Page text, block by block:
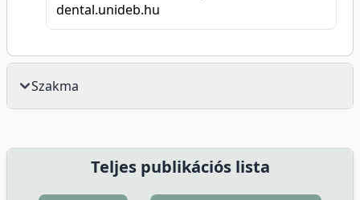
dental.unideb.hu
Szakma
Teljes publikációs lista